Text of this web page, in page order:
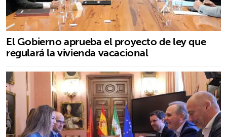
El Gobierno aprueba el proyecto de ley que
regulará la vivienda vacacional